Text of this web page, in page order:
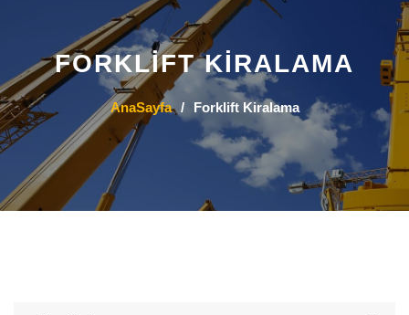
FORKLIFT KIRALAMA
AnaSayfa / Forklift Kiralama